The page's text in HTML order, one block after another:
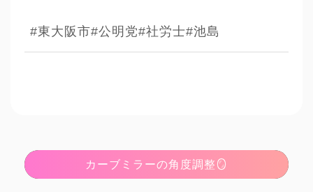
#東大阪市#公明党#社労士#池島
カーブミラーの角度調整🪞